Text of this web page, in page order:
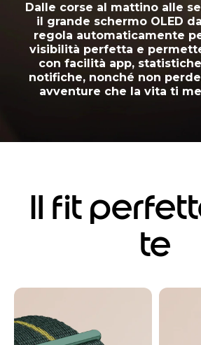
Dalle corse al mattino alle
il grande schermo OLED
regola automaticamente
visibilità perfetta e
con facilità app,
notifiche, nonché non
avventure che la vita ti
Il fit
te